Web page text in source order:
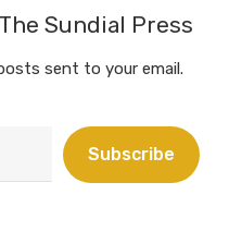
Sundial Press
sent to your email.
Subscribe